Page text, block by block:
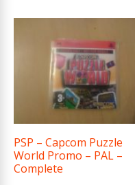
PSP – Capcom Puzzle
World Promo – PAL –
Complete